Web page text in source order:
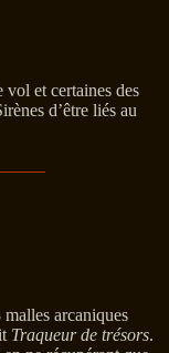
et certaines des
d’être liés au
arcaniques
Traqueur de trésors.